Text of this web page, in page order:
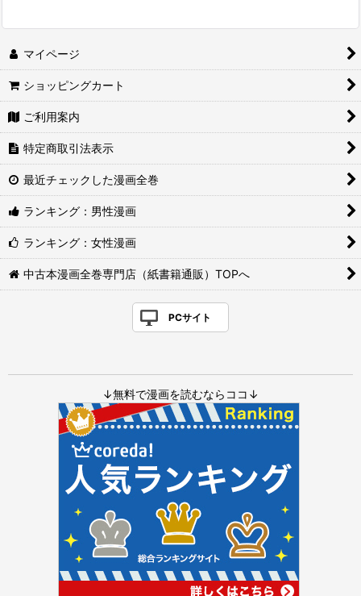
マイページ
ショッピングカート
ご利用案内
特定商取引法表示
最近チェックした漫画全巻
ランキング：男性漫画
ランキング：女性漫画
中古本漫画全巻専門店（紙書籍通販）TOPへ
PCサイト
↓無料で漫画を読むならココ↓